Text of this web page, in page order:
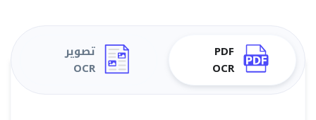
تصویر
OCR
PDF
OCR